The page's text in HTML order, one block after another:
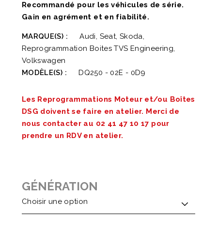
Recommandé pour les véhicules de série.
Gain en agrément et en fiabilité.
MARQUE(S) :
Audi, Seat, Skoda,
Reprogrammation Boites TVS Engineering,
Volkswagen
MODÈLE(S) :
DQ250 - 02E - 0D9
Les Reprogrammations Moteur et/ou Boîtes
DSG doivent se faire en atelier. Merci de
nous contacter au 02 41 47 10 17 pour
prendre un RDV en atelier.
GÉNÉRATION